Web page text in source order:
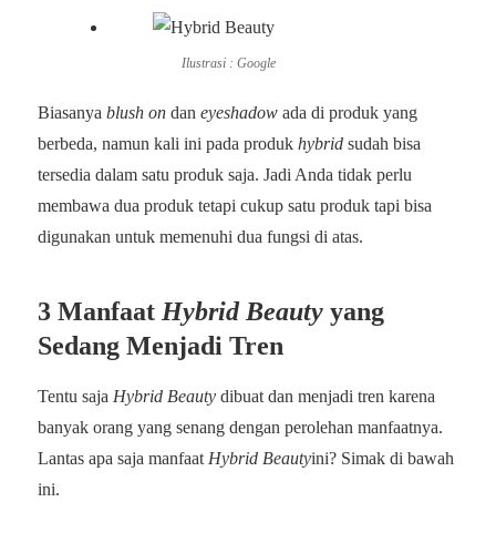
Ilustrasi : Google
Biasanya blush on dan eyeshadow ada di produk yang
berbeda, namun kali ini pada produk hybrid sudah bisa
tersedia dalam satu produk saja. Jadi Anda tidak perlu
membawa dua produk tetapi cukup satu produk tapi bisa
digunakan untuk memenuhi dua fungsi di atas.
3 Manfaat Hybrid Beauty yang
Sedang Menjadi Tren
Tentu saja Hybrid Beauty dibuat dan menjadi tren karena
banyak orang yang senang dengan perolehan manfaatnya.
Lantas apa saja manfaat Hybrid Beautyini? Simak di bawah
ini.